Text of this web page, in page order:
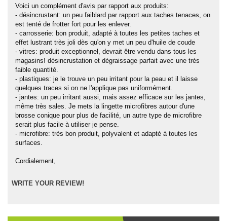
Voici un complément d'avis par rapport aux produits:
- désincrustant: un peu faiblard par rapport aux taches tenaces, on
est tenté de frotter fort pour les enlever.
- carrosserie: bon produit, adapté à toutes les petites taches et
effet lustrant très joli dès qu'on y met un peu d'huile de coude
- vitres: produit exceptionnel, devrait être vendu dans tous les
magasins! désincrustation et dégraissage parfait avec une très
faible quantité.
- plastiques: je le trouve un peu irritant pour la peau et il laisse
quelques traces si on ne l'applique pas uniformément.
- jantes: un peu irritant aussi, mais assez efficace sur les jantes,
même très sales. Je mets la lingette microfibres autour d'une
brosse conique pour plus de facilité, un autre type de microfibre
serait plus facile à utiliser je pense.
- microfibre: très bon produit, polyvalent et adapté à toutes les
surfaces.
Cordialement,
WRITE YOUR REVIEW!